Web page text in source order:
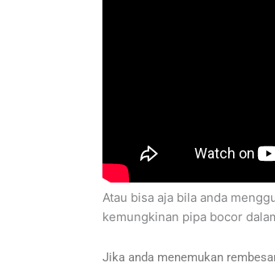
Atau bisa aja bila anda
kemungkinan pipa bocor
Jika anda menemukan